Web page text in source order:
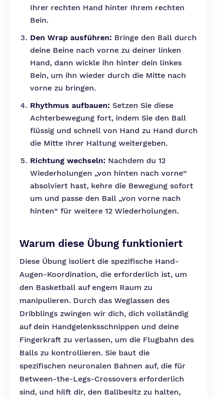
Ihrer rechten Hand hinter Ihrem rechten
Bein.
Den Wrap ausführen: Bringe den Ball durch
deine Beine nach vorne zu deiner linken
Hand, dann wickle ihn hinter dein linkes
Bein, um ihn wieder durch die Mitte nach
vorne zu bringen.
Rhythmus aufbauen: Setzen Sie diese
Achterbewegung fort, indem Sie den Ball
flüssig und schnell von Hand zu Hand durch
die Mitte Ihrer Haltung weitergeben.
Richtung wechseln: Nachdem du 12
Wiederholungen „von hinten nach vorne“
absolviert hast, kehre die Bewegung sofort
um und passe den Ball „von vorne nach
hinten“ für weitere 12 Wiederholungen.
Warum diese Übung funktioniert
Diese Übung isoliert die spezifische Hand-
Augen-Koordination, die erforderlich ist, um
den Basketball auf engem Raum zu
manipulieren. Durch das Weglassen des
Dribblings zwingen wir dich, dich vollständig
auf dein Handgelenksschnippen und deine
Fingerkraft zu verlassen, um die Flugbahn des
Balls zu kontrollieren. Sie baut die
spezifischen neuronalen Bahnen auf, die für
Between-the-Legs-Crossovers erforderlich
sind, und hilft dir, den Ballbesitz zu halten,